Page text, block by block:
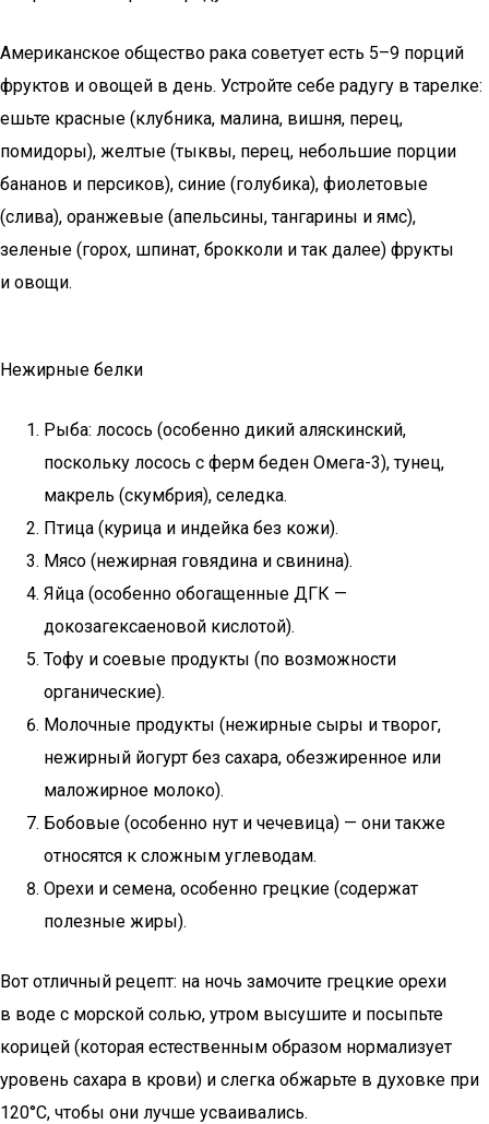
Американское общество рака советует есть 5–9 порций
фруктов и овощей в день. Устройте себе радугу в тарелке:
ешьте красные (клубника, малина, вишня, перец,
помидоры), желтые (тыквы, перец, небольшие порции
бананов и персиков), синие (голубика), фиолетовые
(слива), оранжевые (апельсины, тангарины и ямс),
зеленые (горох, шпинат, брокколи и так далее) фрукты
и овощи.
Нежирные белки
Рыба: лосось (особенно дикий аляскинский,
поскольку лосось с ферм беден Омега-3), тунец,
макрель (скумбрия), селедка.
Птица (курица и индейка без кожи).
Мясо (нежирная говядина и свинина).
Яйца (особенно обогащенные ДГК —
докозагексаеновой кислотой).
Тофу и соевые продукты (по возможности
органические).
Молочные продукты (нежирные сыры и творог,
нежирный йогурт без сахара, обезжиренное или
маложирное молоко).
Бобовые (особенно нут и чечевица) — они также
относятся к сложным углеводам.
Орехи и семена, особенно грецкие (содержат
полезные жиры).
Вот отличный рецепт: на ночь замочите грецкие орехи
в воде с морской солью, утром высушите и посыпьте
корицей (которая естественным образом нормализует
уровень сахара в крови) и слегка обжарьте в духовке при
120°С, чтобы они лучше усваивались.